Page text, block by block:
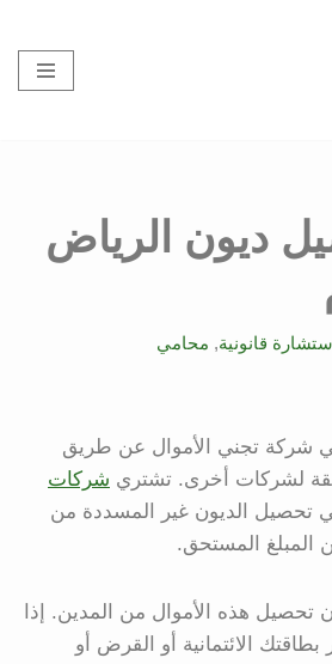
ديون الرياض
قانونية, محامي
شركة تجني الأموال عن طريق
لشركات أخرى. تشتري شركات
تحصيل الديون غير المسددة من
المبلغ المستحق.
هذه الأموال من المدين. إذا
الائتمانية أو القرض أو